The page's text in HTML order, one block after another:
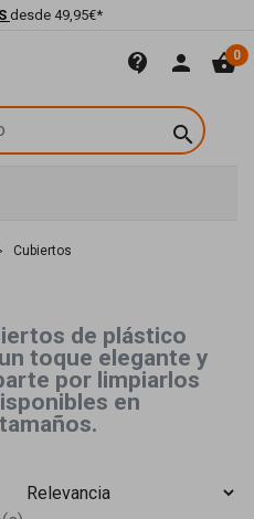
desde 49,95€*
contact_support person shopping_basket0

Cubiertos
de plástico
toque elegante y
por limpiarlos
en